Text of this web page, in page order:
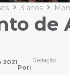
3 anos
de
Por:
Redação